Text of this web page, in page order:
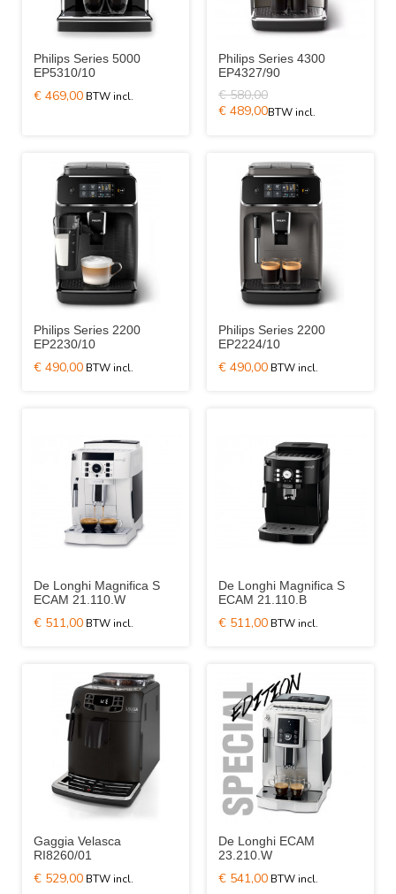
Philips Series 5000
EP5310/10
€ 469,00
Philips Series 4300
EP4327/90
€ 580,00
€ 489,00
Philips Series 2200
EP2230/10
€ 490,00
Philips Series 2200
EP2224/10
€ 490,00
De Longhi Magnifica S
ECAM 21.110.W
€ 511,00
De Longhi Magnifica S
ECAM 21.110.B
€ 511,00
Gaggia Velasca
RI8260/01
€ 529,00
De Longhi ECAM
23.210.W
€ 541,00